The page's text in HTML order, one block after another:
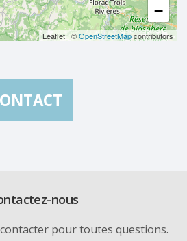
−
Leaflet| ©OpenStreetMapcontributors
nous
pour toutes questions.